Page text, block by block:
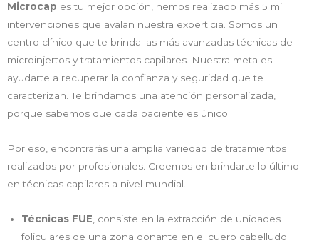
Microcap es tu mejor opción, hemos realizado más 5 mil
intervenciones que avalan nuestra experticia. Somos un
centro clínico que te brinda las más avanzadas técnicas de
microinjertos y tratamientos capilares. Nuestra meta es
ayudarte a recuperar la confianza y seguridad que te
caracterizan. Te brindamos una atención personalizada,
porque sabemos que cada paciente es único.
Por eso, encontrarás una amplia variedad de tratamientos
realizados por profesionales. Creemos en brindarte lo último
en técnicas capilares a nivel mundial.
Técnicas FUE , consiste en la extracción de unidades
foliculares de una zona donante en el cuero cabelludo.